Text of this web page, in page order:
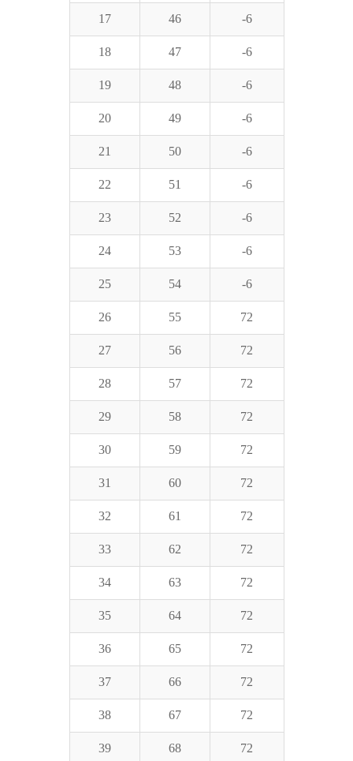
17 46 -6
18 47 -6
19 48 -6
20 49 -6
21 50 -6
22 51 -6
23 52 -6
24 53 -6
25 54 -6
26 55 72
27 56 72
28 57 72
29 58 72
30 59 72
31 60 72
32 61 72
33 62 72
34 63 72
35 64 72
36 65 72
37 66 72
38 67 72
39 68 72